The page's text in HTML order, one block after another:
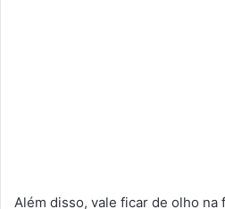
Além disso, vale ficar de olho na